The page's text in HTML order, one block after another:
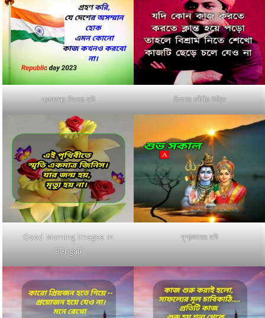
প্রজাতন্ত্র দিবসের ছবি বিখ্যাত মনীষীর উক্তি
Good Morning images In
Bengali
সুপ্রভাতের ছবি